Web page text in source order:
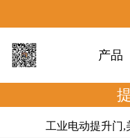
产品
工业电动提升门,